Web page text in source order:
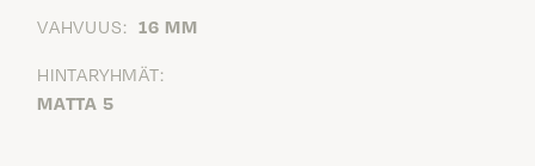
VAHVUUS: 16 MM
HINTARYHMÄT:
MATTA 5